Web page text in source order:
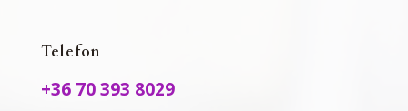
Telefon
+36 70 393 8029